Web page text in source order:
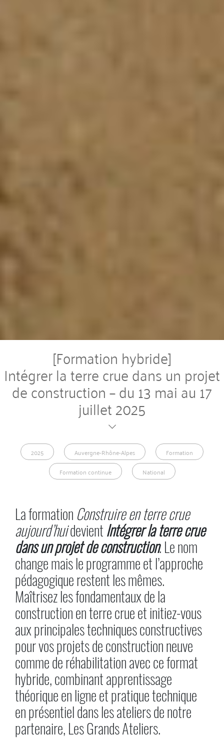
[Formation hybride]
Intégrer la terre crue dans un projet
de construction – du 13 mai au 17
juillet 2025
2025 Auvergne-Rhône-Alpes
Formation
Formation continue
National
La formation Construire en terre crue
aujourd’huidevientIntégrer la terre crue
dans un projet de construction. Le nom
change mais le programme et l’approche
pédagogique restent les mêmes.
Maîtrisez les fondamentaux de la
construction en terre crue et initiez-vous
aux principales techniques constructives
pour vos projets de construction neuve
comme de réhabilitation avec ce format
hybride, combinant apprentissage
théorique en ligne et pratique technique
en présentiel dans les ateliers de notre
partenaire, Les Grands Ateliers.